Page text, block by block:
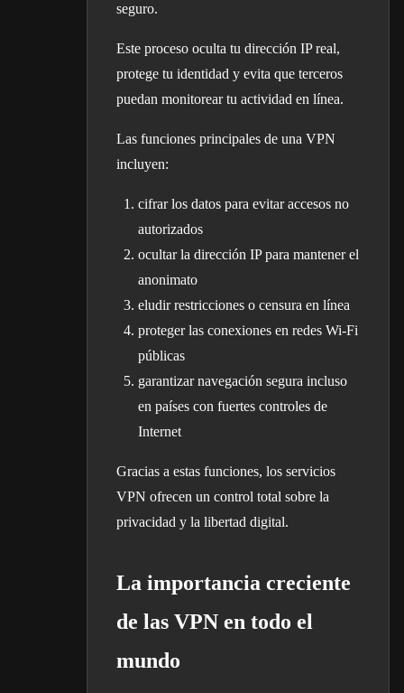
seguro.
Este proceso oculta tu dirección IP real,
protege tu identidad y evita que terceros
puedan monitorear tu actividad en línea.
Las funciones principales de una VPN
incluyen:
cifrar los datos para evitar accesos no
autorizados
ocultar la dirección IP para mantener el
anonimato
eludir restricciones o censura en línea
proteger las conexiones en redes Wi-Fi
públicas
garantizar navegación segura incluso
en países con fuertes controles de
Internet
Gracias a estas funciones, los servicios
VPN ofrecen un control total sobre la
privacidad y la libertad digital.
La importancia creciente
de las VPN en todo el
mundo